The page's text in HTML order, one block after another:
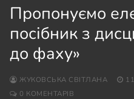
Пропонуємо
посібник з
до фаху»
ЖУКОВСЬКА СВІТЛАНА
0 КОМЕНТАРІВ